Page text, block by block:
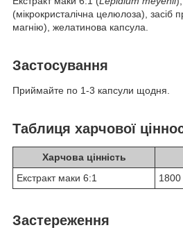
(мікрокристалічна целюлоза), засіб
магнію), желатинова капсула.
Застосування
Приймайте по 1-3 капсули щодня.
Таблиця харчової
Харчова цінність
Екстракт маки 6:1
1800
Застереження